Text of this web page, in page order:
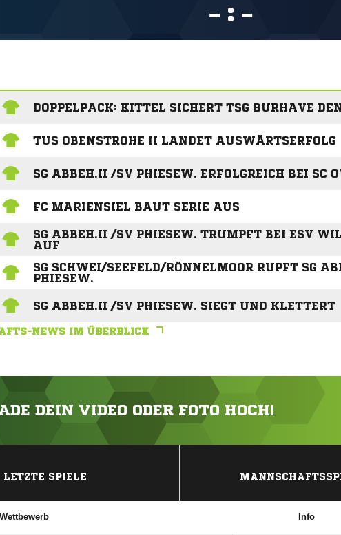
 : 
DOPPELPACK: KITTEL SICHERT TSG BURHAVE
TUS OBENSTROHE II LANDET AUSWÄRTSERFOLG
SG ABBEH.II /SV PHIESEW. ERFOLGREICH BEI SC
FC MARIENSIEL BAUT SERIE AUS
SG ABBEH.II /SV PHIESEW. TRUMPFT BEI ESV
AUF
SG SCHWEI/SEEFELD/RÖNNELMOOR RUPFT SG
PHIESEW.
SG ABBEH.II /SV PHIESEW. SIEGT UND KLETTERT
NEWS IM ÜBERBLICK
DEIN VIDEO ODER FOTO HOCH!
LETZTE SPIELE
Wettbewerb Info